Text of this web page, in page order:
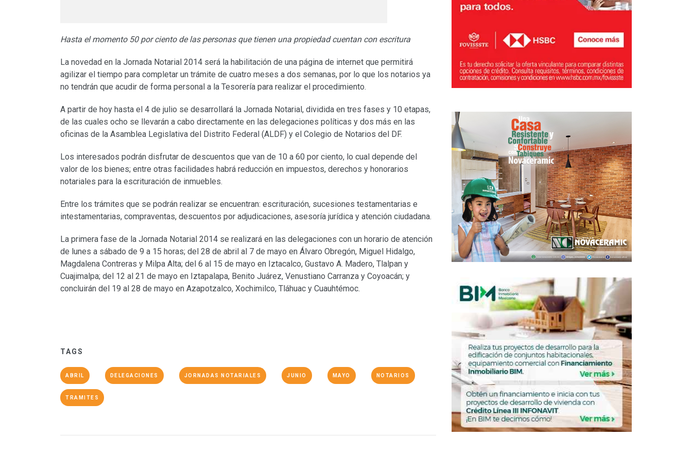
Hasta el momento 50 por ciento de las personas que tienen una propiedad cuentan con escritura
La novedad en la Jornada Notarial 2014 será la habilitación de una página de internet que permitirá
agilizar el tiempo para completar un trámite de cuatro meses a dos semanas, por lo que los notarios ya
no tendrán que acudir de forma personal a la Tesorería para realizar el procedimiento.
A partir de hoy hasta el 4 de julio se desarrollará la Jornada Notarial, dividida en tres fases y 10 etapas,
de las cuales ocho se llevarán a cabo directamente en las delegaciones políticas y dos más en las
oficinas de la Asamblea Legislativa del Distrito Federal (ALDF) y el Colegio de Notarios del DF.
Los interesados podrán disfrutar de descuentos que van de 10 a 60 por ciento, lo cual depende del
valor de los bienes; entre otras facilidades habrá reducción en impuestos, derechos y honorarios
notariales para la escrituración de inmuebles.
Entre los trámites que se podrán realizar se encuentran: escrituración, sucesiones testamentarias e
intestamentarias, compraventas, descuentos por adjudicaciones, asesoría jurídica y atención ciudadana.
La primera fase de la Jornada Notarial 2014 se realizará en las delegaciones con un horario de atención
de lunes a sábado de 9 a 15 horas; del 28 de abril al 7 de mayo en Álvaro Obregón, Miguel Hidalgo,
Magdalena Contreras y Milpa Alta; del 6 al 15 de mayo en Iztacalco, Gustavo A. Madero, Tlalpan y
Cuajimalpa; del 12 al 21 de mayo en Iztapalapa, Benito Juárez, Venustiano Carranza y Coyoacán; y
concluirán del 19 al 28 de mayo en Azapotzalco, Xochimilco, Tláhuac y Cuauhtémoc.
TAGS
ABRIL DELEGACIONES JORNADAS NOTARIALES JUNIO MAYO NOTARIOS
TRAMITES